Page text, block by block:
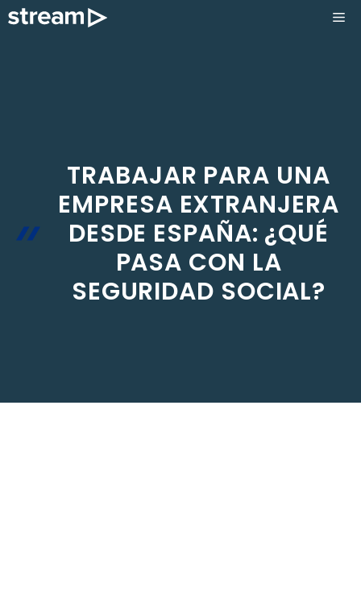
Saltar
TRABAJAR PARA UNA
EMPRESA EXTRANJERA
DESDE ESPAÑA: ¿QUÉ
PASA CON LA
SEGURIDAD SOCIAL?